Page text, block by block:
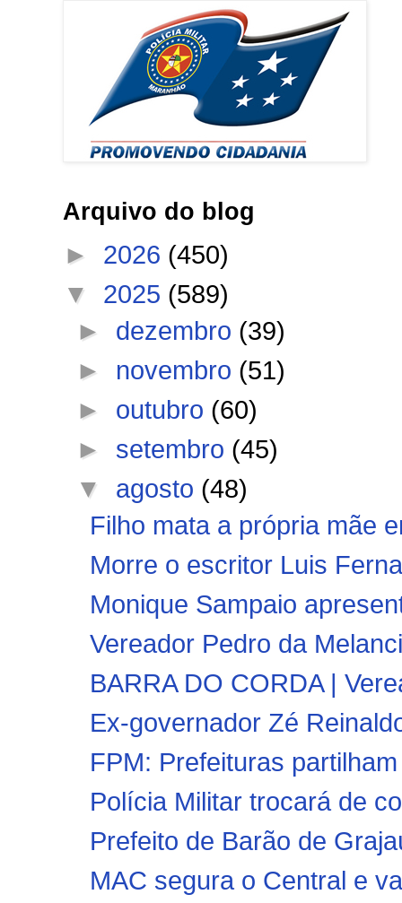
Arquivo do blog
► 2026 (450)
▼ 2025 (589)
► dezembro (39)
► novembro (51)
► outubro (60)
► setembro (45)
▼ agosto (48)
Filho mata a própria mãe
Morre o escritor Luis
Monique Sampaio
Vereador Pedro da
BARRA DO CORDA |
Ex-governador Zé
FPM: Prefeituras
Polícia Militar trocará de
Prefeito de Barão de
MAC segura o Central e